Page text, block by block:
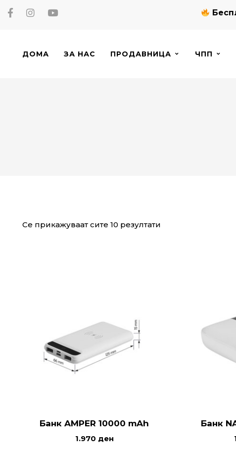
ДОМА ЗА НАС ПРОДАВНИЦА ЧПП
Се прикажуваат сите 10 резултати
Банк AMPER 10000 mAh
1.970 ден
Банк